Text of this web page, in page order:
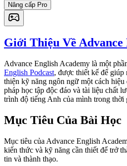
Nâng cấp Pro
Giới Thiệu Về Advance
Advance English Academy là một
English Podcast, được thiết kế để
thiện kỹ năng ngôn ngữ một cách
pháp học tập độc đáo và tài liệu chất
trình độ tiếng Anh của mình trong thời
Mục Tiêu Của Bài Học
Mục tiêu của Advance English
kiến thức và kỹ năng cần thiết để trở
tin và thành thạo.